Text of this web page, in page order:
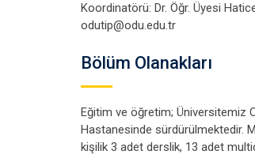
Koordinatörü: Dr. Öğr. Üyesi
odutip@odu.edu.tr
Bölüm Olanakları
Eğitim ve öğretim; Üniversitemiz
Hastanesinde sürdürülmektedir.
kişilik 3 adet derslik, 13 adet